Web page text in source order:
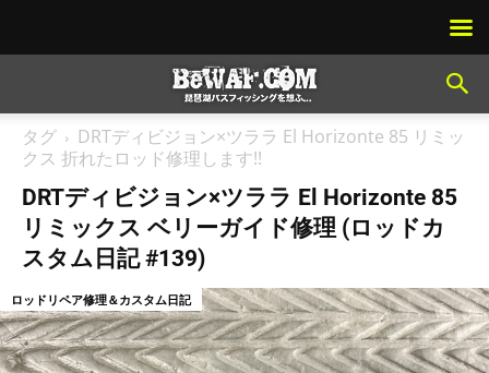
タグ
DRTディビジョン×ツララ El Horizonte 85 リミッ
クス 折れたロッド修理します!!
DRTディビジョン×ツララ El Horizonte 85
リミックス ベリーガイド修理 (ロッドカ
スタム日記 #139)
ロッドリペア修理＆カスタム日記